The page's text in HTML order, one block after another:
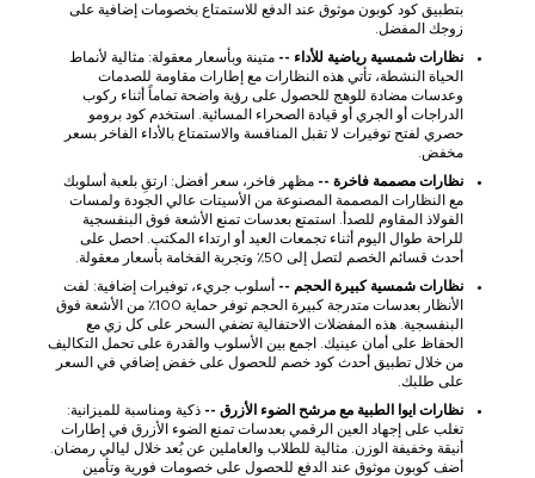
بتطبيق كود كوبون موثوق عند الدفع للاستمتاع بخصومات إضافية على
زوجك المفضل.
نظارات شمسية رياضية للأداء -- متينة وبأسعار معقولة: مثالية لأنماط
الحياة النشطة، تأتي هذه النظارات مع إطارات مقاومة للصدمات
وعدسات مضادة للوهج للحصول على رؤية واضحة تماماً أثناء ركوب
الدراجات أو الجري أو قيادة الصحراء المسائية. استخدم كود برومو
حصري لفتح توفيرات لا تقبل المنافسة والاستمتاع بالأداء الفاخر بسعر
مخفض.
نظارات مصممة فاخرة -- مظهر فاخر، سعر أفضل: ارتقِ بلعبة أسلوبك
مع النظارات المصممة المصنوعة من الأسيتات عالي الجودة ولمسات
الفولاذ المقاوم للصدأ. استمتع بعدسات تمنع الأشعة فوق البنفسجية
للراحة طوال اليوم أثناء تجمعات العيد أو ارتداء المكتب. احصل على
أحدث قسائم الخصم لتصل إلى 50٪ وتجربة الفخامة بأسعار معقولة.
نظارات شمسية كبيرة الحجم -- أسلوب جريء، توفيرات إضافية: لفت
الأنظار بعدسات متدرجة كبيرة الحجم توفر حماية 100٪ من الأشعة فوق
البنفسجية. هذه المفضلات الاحتفالية تضفي السحر على كل زي مع
الحفاظ على أمان عينيك. اجمع بين الأسلوب والقدرة على تحمل التكاليف
من خلال تطبيق أحدث كود خصم للحصول على خفض إضافي في السعر
على طلبك.
نظارات ايوا الطبية مع مرشح الضوء الأزرق -- ذكية ومناسبة للميزانية:
تغلب على إجهاد العين الرقمي بعدسات تمنع الضوء الأزرق في إطارات
أنيقة وخفيفة الوزن. مثالية للطلاب والعاملين عن بُعد خلال ليالي رمضان.
أضف كوبون موثوق عند الدفع للحصول على خصومات فورية وتأمين